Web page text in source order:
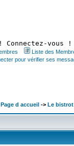
vous !
Liste des
pour vérifier ses
d accueil -> Le bistrot